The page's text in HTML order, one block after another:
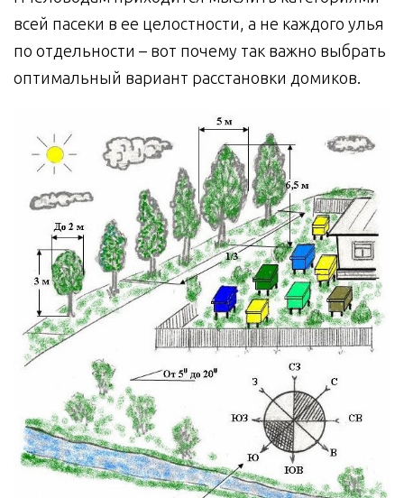
всей пасеки в ее целостности, а не каждого улья
по отдельности – вот почему так важно выбрать
оптимальный вариант расстановки домиков.